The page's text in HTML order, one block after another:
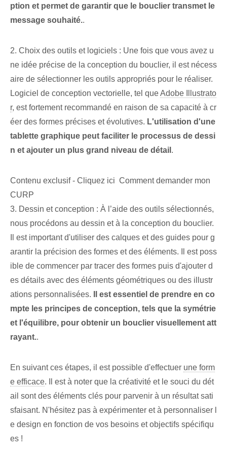
ption et permet de garantir que le bouclier transmet le
message souhaité..
2. Choix des outils et logiciels : Une fois que vous avez u
ne idée précise de la conception du bouclier, il est nécess
aire de sélectionner les outils appropriés pour le réaliser.
Logiciel de conception vectorielle, tel queAdobe Illustrato
r, est fortement recommandé en raison de sa capacité à cr
éer des formes précises et évolutives. L'utilisation d'une
tablette graphique peut faciliter le processus de dessi
n et ajouter un plus grand niveau de détail .
Contenu exclusif - Cliquez ici Comment demander mon
CURP
3. Dessin et conception : À l’aide des outils sélectionnés,
nous procédons au dessin et à la conception du bouclier.
Il est important d'utiliser des calques et des guides pour g
arantir la précision des formes et des éléments. Il est poss
ible de commencer par tracer des formes puis d'ajouter d
es détails avec des éléments géométriques ou des illustr
ations personnalisées.
Il est essentiel de prendre en co
mpte les principes de conception, tels que la symétrie
et l'équilibre, pour obtenir un bouclier visuellement att
rayant..
En suivant ces étapes, il est possible d'effectuer une form
e efficace. Il est à noter que la créativité et le souci du dét
ail sont des éléments clés pour parvenir à un résultat sati
sfaisant. N'hésitez pas à expérimenter et à personnaliser l
e design en fonction de vos besoins et objectifs spécifiqu
es !